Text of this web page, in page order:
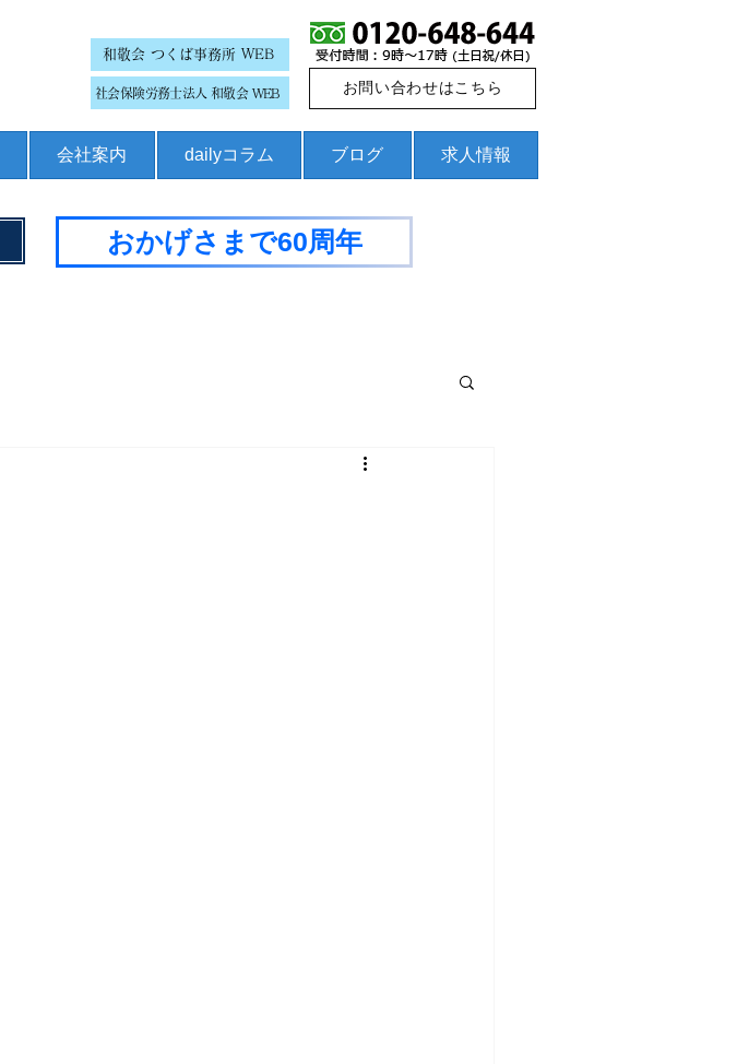
和敬会 つくば事務所 WEB
社会保険労務士法人 和敬会 WEB お問い合わせはこちら
会社案内 dailyコラム ブログ 求人情報
おかげさまで60周年